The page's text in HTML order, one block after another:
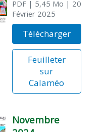
PDF| 5,45 Mo | 20
Février 2025
Télécharger
Feuilleter
sur
Calaméo
Novembre